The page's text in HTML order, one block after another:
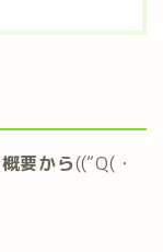
概要から((“Q(・